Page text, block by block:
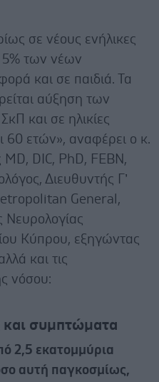
σε νέους ενήλικες
5% των νέων
και σε παιδιά. Τα
αύξηση των
και σε ηλικίες
60 ετών», αναφέρει ο κ.
DIC, PhD, FEBN,
Διευθυντής Γ’
General,
Κύπρου, εξηγώντας
και τις
νόσου:
και συμπτώματα
2,5 εκατομμύρια
αυτή παγκοσμίως,